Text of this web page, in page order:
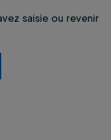
saisie ou revenir